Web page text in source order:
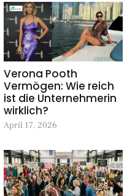
Verona Pooth
Vermögen: Wie reich
ist die Unternehmerin
wirklich?
April 17, 2026